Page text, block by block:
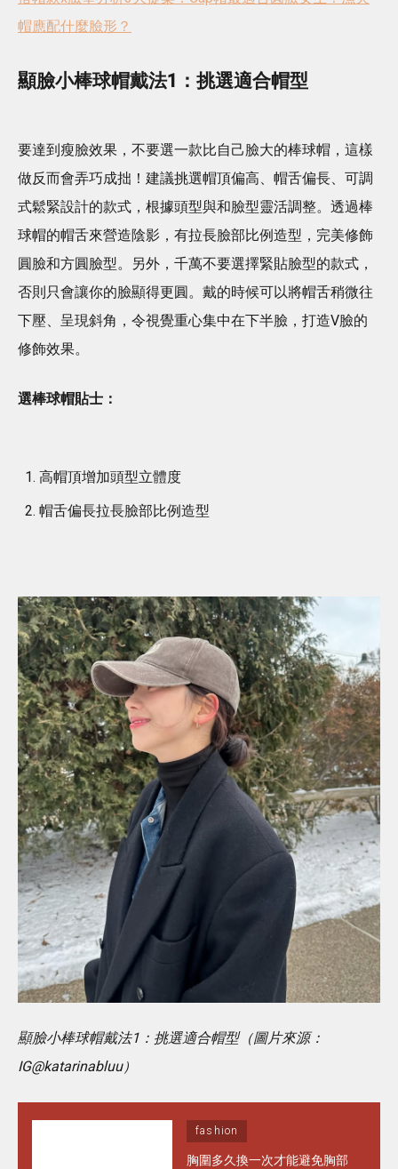
帽應配什麼臉形？
顯臉小棒球帽戴法1：挑選適合帽型
要達到瘦臉效果，不要選一款比自己臉大的棒球帽，這樣
做反而會弄巧成拙！建議挑選帽頂偏高、帽舌偏長、可調
式鬆緊設計的款式，根據頭型與和臉型靈活調整。透過棒
球帽的帽舌來營造陰影，有拉長臉部比例造型，完美修飾
圓臉和方圓臉型。另外，千萬不要選擇緊貼臉型的款式，
否則只會讓你的臉顯得更圓。戴的時候可以將帽舌稍微往
下壓、呈現斜角，令視覺重心集中在下半臉，打造V臉的
修飾效果。
選棒球帽貼士：
高帽頂增加頭型立體度
帽舌偏長拉長臉部比例造型
顯臉小棒球帽戴法1：挑選適合帽型（圖片來源：
IG@katarinabluu）
fashion
胸圍多久換一次才能避免胸部